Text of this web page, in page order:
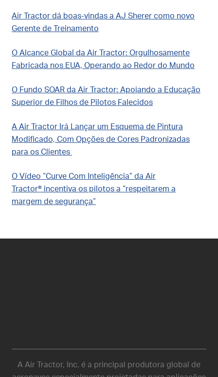
Air Tractor dá boas-vindas a AJ Sherer como novo
Gerente de Treinamento
O Alcance Global da Air Tractor: Orgulhosamente
Fabricada nos EUA, Operando ao Redor do Mundo
O Fundo SOAR da Air Tractor: Apoiando a Educação
Superior de Filhos de Pilotos Falecidos
A Air Tractor Irá Lançar um Esquema de Pintura
Modificado, Com Opções de Cores Padronizadas
para os Clientes
O Vídeo “Curve Com Inteligência” da Air
Tractor® incentiva os pilotos a “respeitarem a
margem de segurança”
A Air Tractor, Inc. é a principal produtora global de